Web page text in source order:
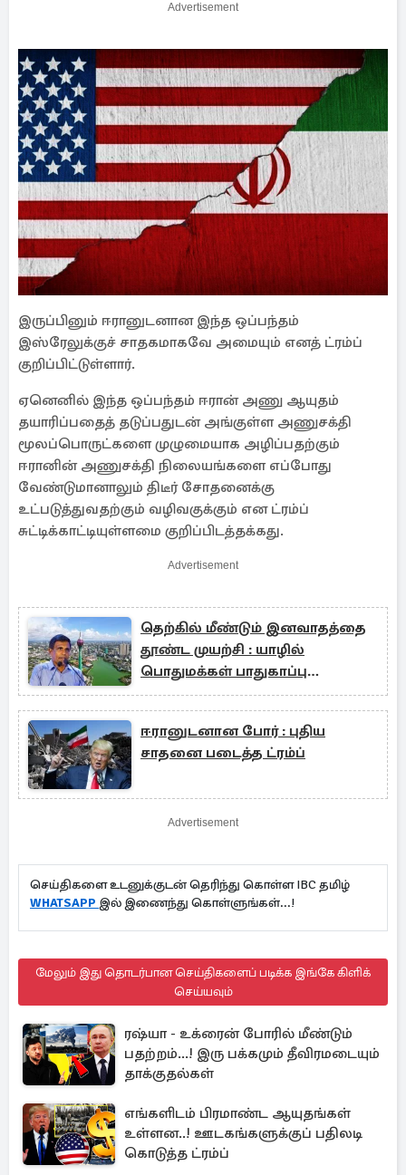
Advertisement
இருப்பினும் ஈரானுடனான இந்த ஒப்பந்தம்
இஸ்ரேலுக்குச் சாதகமாகவே அமையும் எனத் ட்ரம்ப்
குறிப்பிட்டுள்ளார்.
ஏனெனில் இந்த ஒப்பந்தம் ஈரான் அணு ஆயுதம்
தயாரிப்பதைத் தடுப்பதுடன் அங்குள்ள அணுசக்தி
மூலப்பொருட்களை முழுமையாக அழிப்பதற்கும்
ஈரானின் அணுசக்தி நிலையங்களை எப்போது
வேண்டுமானாலும் திடீர் சோதனைக்கு
உட்படுத்துவதற்கும் வழிவகுக்கும் என ட்ரம்ப்
சுட்டிக்காட்டியுள்ளமை குறிப்பிடத்தக்கது.
Advertisement
தெற்கில் மீண்டும் இனவாதத்தை
தூண்ட முயற்சி : யாழில்
பொதுமக்கள் பாதுகாப்பு
அமைச்சர் கவலை
ஈரானுடனான போர் : புதிய
சாதனை படைத்த ட்ரம்ப்
Advertisement
செய்திகளை உடனுக்குடன் தெரிந்து கொள்ள IBC தமிழ்
WHATSAPP இல் இணைந்து கொள்ளுங்கள்...!
மேலும் இது தொடர்பான செய்திகளைப் படிக்க இங்கே கிளிக்
செய்யவும்
ரஷ்யா - உக்ரைன் போரில் மீண்டும்
பதற்றம்...! இரு பக்கமும் தீவிரமடையும்
தாக்குதல்கள்
எங்களிடம் பிரமாண்ட ஆயுதங்கள்
உள்ளன..! ஊடகங்களுக்குப் பதிலடி
கொடுத்த ட்ரம்ப்